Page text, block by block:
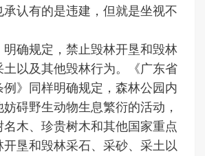
认有的是违建，但就是坐视不
确规定，禁止毁林开垦和毁林
以及其他毁林行为。《广东省
》同样明确规定，森林公园内
碍野生动物生息繁衍的活动，
木、珍贵树木和其他国家重点
垦和毁林采石、采砂、采土以